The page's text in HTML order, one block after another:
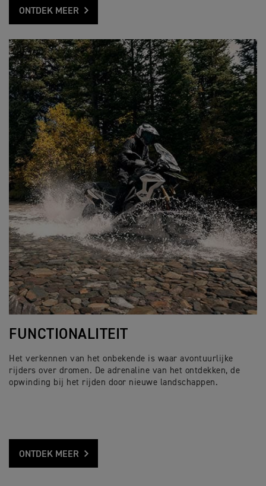
ONTDEK MEER
FUNCTIONALITEIT
Het verkennen van het onbekende is waar avontuurlijke
rijders over dromen. De adrenaline van het ontdekken, de
opwinding bij het rijden door nieuwe landschappen.
ONTDEK MEER